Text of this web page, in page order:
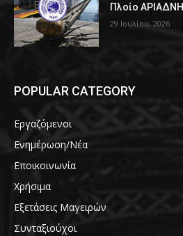
Πλοίο ΑΡΙΑΔΝΗ
29 Ιουλίου, 2026
POPULAR CATEGORY
Εργαζόμενοι
Ενημέρωση/Νέα
Εποικοινωνία
Χρήσιμα
Εξετάσεις Μαγειρών
Συνταξιούχοι